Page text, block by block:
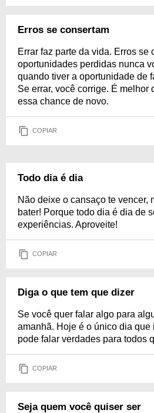
Erros se consertam
Errar faz parte da vida. Erros se
oportunidades perdidas nunca
quando tiver a oportunidade de
Se errar, você corrige. É melhor
essa chance de novo.
COPIAR
Todo dia é dia
Não deixe o cansaço te vencer,
bater! Porque todo dia é dia de
experiências. Aproveite!
COPIAR
Diga o que tem que dizer
Se você quer falar algo para
amanhã. Hoje é o único dia que
pode falar verdades para todos
COPIAR
Seja quem você quiser ser